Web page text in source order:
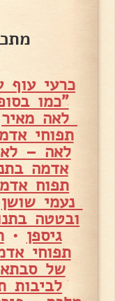
כרעי עוף
"כמו
לאה מאיר
תפוחי
לאה –
אדמה
תפוח
נעמי שושן
ובטטה
גיספן •
תפוחי
של
לביבות